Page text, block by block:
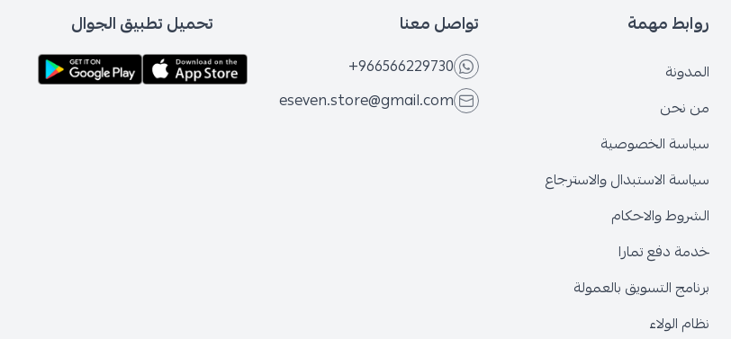
روابط مهمة
المدونة
من نحن
سياسة الخصوصية
سياسة الاستبدال والاسترجاع
الشروط والاحكام
خدمة دفع تمارا
برنامج التسويق بالعمولة
نظام الولاء
تواصل معنا
+966566229730
eseven.store@gmail.com
تحميل تطبيق الجوال